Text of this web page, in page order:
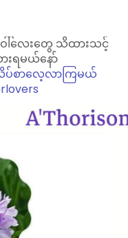
ဝေါ်လေးတွေ သိထားသင့်
ရမယ်နော်
ပ်စာလေ့လာကြမယ်